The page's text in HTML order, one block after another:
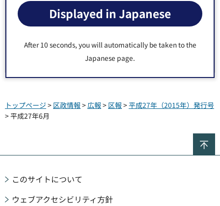
Displayed in Japanese
After 10 seconds, you will automatically be taken to the
Japanese page.
平成27年3月
トップページ > 区政情報 >広報 > 区報 >平成27年（2015年）発行号
> 平成27年6月
このサイトについて
ウェブアクセシビリティ方針